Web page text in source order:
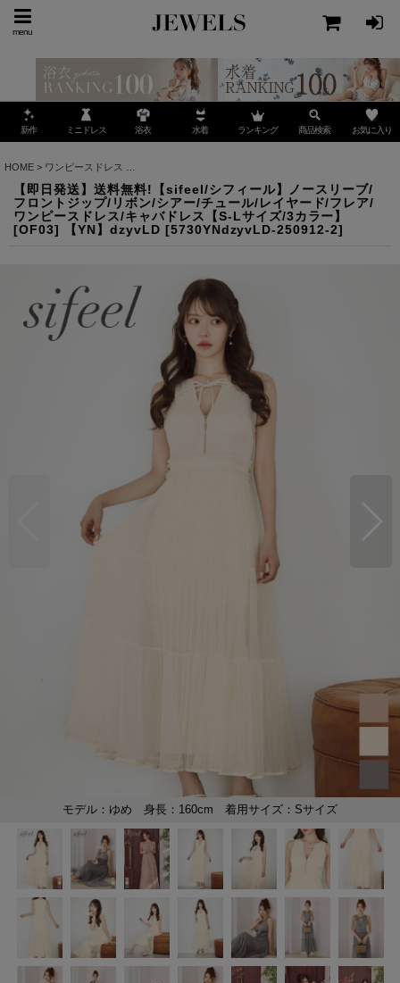
menu
新作 ミニドレス 浴衣 水着 ランキング 商品検索 お気に入り
HOME > ワンピースドレス
【即日発送】送料無料!【sifeel/シフィール】ノースリーブ/
フロントジップ/リボン/シアー/チュール/レイヤード/フレア/
ワンピースドレス/キャバドレス【S-Lサイズ/3カラー】
[OF03] 【YN】dzyvLD [5730YNdzyvLD-250912-2]